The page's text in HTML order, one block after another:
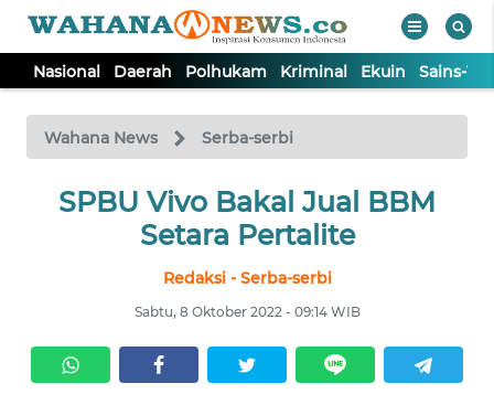
Nasional Daerah Polhukam Kriminal Ekuin Sains-
Wahana News Serba-serbi
SPBU Vivo Bakal Jual BBM
Setara Pertalite
Redaksi - Serba-serbi
Sabtu, 8 Oktober 2022 - 09:14 WIB
TV
Tutup
NASIONAL
KRIMINAL